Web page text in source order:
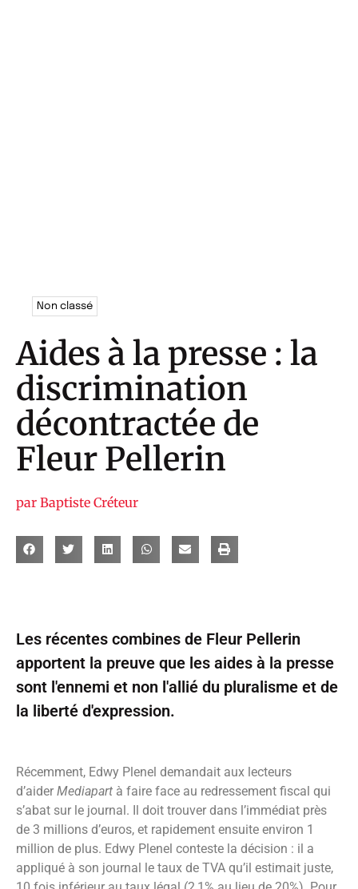
Non classé
Aides à la presse : la
discrimination
décontractée de
Fleur Pellerin
par Baptiste Créteur
Les récentes combines de Fleur Pellerin
apportent la preuve que les aides à la presse
sont l'ennemi et non l'allié du pluralisme et de
la liberté d'expression.
Récemment, Edwy Plenel demandait aux lecteurs
d’aider Mediapart à faire face au redressement fiscal qui
s’abat sur le journal. Il doit trouver dans l’immédiat près
de 3 millions d’euros, et rapidement ensuite environ 1
million de plus. Edwy Plenel conteste la décision : il a
appliqué à son journal le taux de TVA qu’il estimait juste,